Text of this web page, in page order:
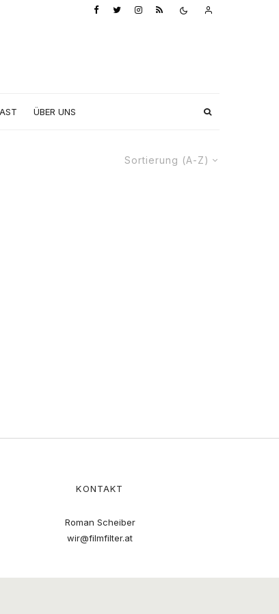
ÜBER UNS
Sortierung (A-Z)
KONTAKT
Roman Scheiber
wir@filmfilter.at